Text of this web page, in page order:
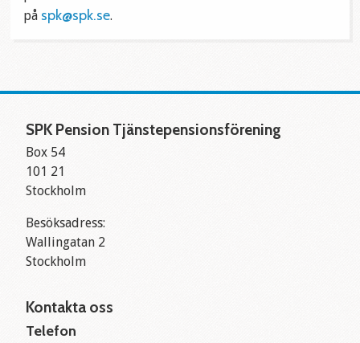
på spk@spk.se.
SPK Pension Tjänstepensionsförening
Box 54
101 21
Stockholm
Besöksadress:
Wallingatan 2
Stockholm
Kontakta oss
Telefon